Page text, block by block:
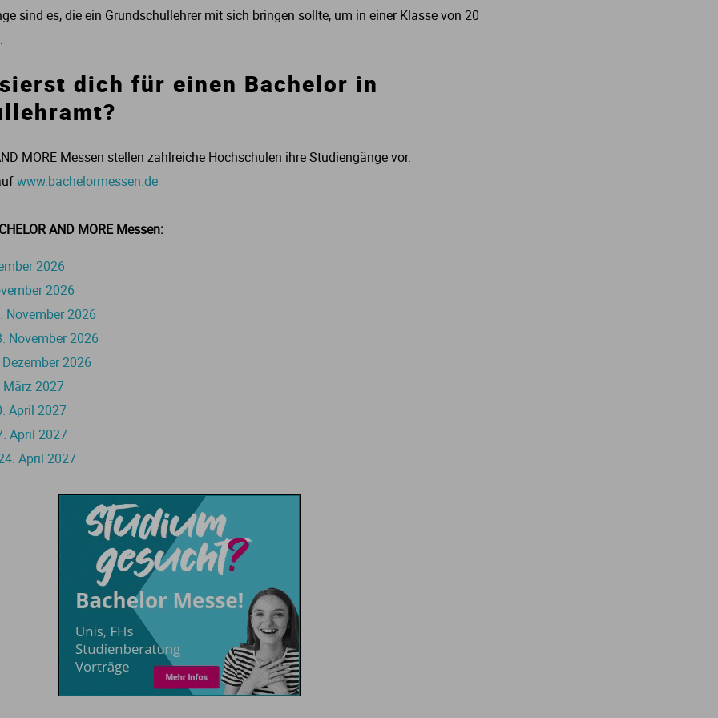
in Thüringen
sind es, die ein Grundschullehrer mit sich bringen sollte, um in einer Klasse von 20
dich für einen Bachelor in
MORE Messen stellen zahlreiche Hochschulen ihre Studiengänge vor.
www.bachelormessen.de
AND MORE Messen:
2026
2026
November 2026
November 2026
2026
2027
April 2027
April 2027
April 2027